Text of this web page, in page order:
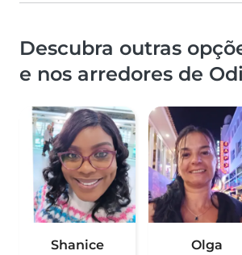
Descubra outras
e nos arredores de
Shanice Olga